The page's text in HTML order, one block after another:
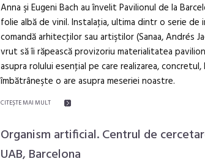
Anna şi Eugeni Bach au învelit Pavilionul de la
folie albă de vinil. Instalaţia, ultima dintr o serie de
comandă arhitecţilor sau artiştilor (Sanaa, Andrés
vrut să îi răpească provizoriu materialitatea
asupra rolului esenţial pe care realizarea, concretul,
îmbătrâneşte o are asupra meseriei noastre.
CITEŞTE MAI MULT
Organism artificial. Centrul de
UAB, Barcelona